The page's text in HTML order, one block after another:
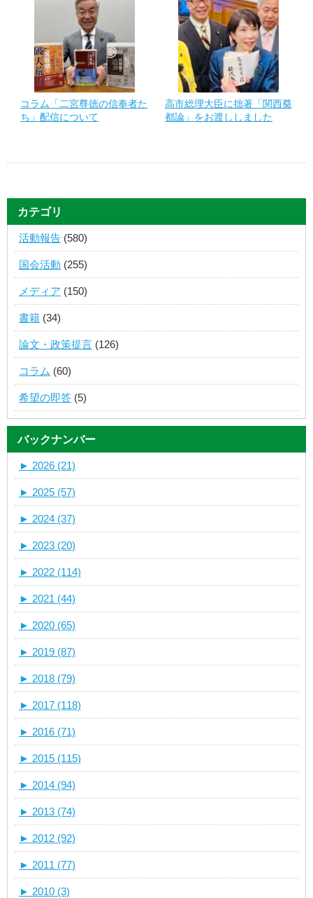
コラム「二宮尊徳の信奉者た
ち」配信について
高市総理大臣に拙著「関西奠
都論」をお渡ししました
カテゴリ
活動報告 (580)
国会活動 (255)
メディア (150)
書籍 (34)
論文・政策提言 (126)
コラム (60)
希望の即答 (5)
バックナンバー
► 2026 (21)
► 2025 (57)
► 2024 (37)
► 2023 (20)
► 2022 (114)
► 2021 (44)
► 2020 (65)
► 2019 (87)
► 2018 (79)
► 2017 (118)
► 2016 (71)
► 2015 (115)
► 2014 (94)
► 2013 (74)
► 2012 (92)
► 2011 (77)
► 2010 (3)